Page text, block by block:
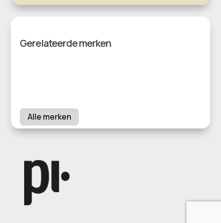
Gerelateerde merken
Alle merken